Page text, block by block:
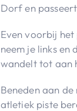
Dorf en
Even voorbij
neem je links
wandelt tot aan
Beneden aan
atletiek piste